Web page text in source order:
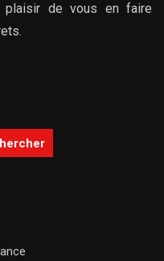
de vous en faire